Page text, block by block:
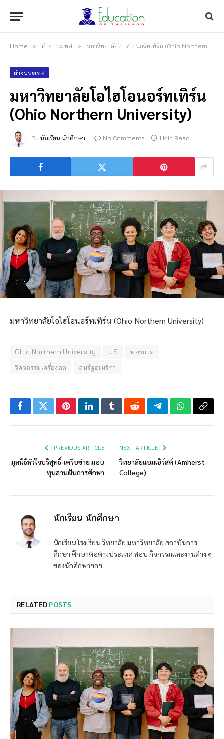
Home » ต่างประเทศ » มหาวิทยาลัยโอไฮโอนอร์ทเทิร์น (Ohio Northern University)
ต่างประเทศ
มหาวิทยาลัยโอไฮโอนอร์ทเทิร์น
(Ohio Northern University)
By นักเรียน นักศึกษา No Comments 1 Min Read
มหาวิทยาลัยโอไฮโอนอร์ทเทิร์น (Ohio Northern University)
Ohio Northern University US
พยาบาล
วิศวกรรมเครื่องกล
สหรัฐอเมริกา
FacebookTwitterPinterestLinkedInTumblrRedditTelegramWhatsApp
Copy
PREVIOUS ARTICLE
มูลนิธิหัวใจบริสุทธิ์-เครือข่าย มอบ
ทุนสานฝันการศึกษา
NEXT ARTICLE
วิทยาลัยแอมเฮิร์สต์ (Amherst
College)
นักเรียน นักศึกษา
นักเรียน โรงเรียน วิทยาลัย มหาวิทยาลัย สถาบันการ
ศึกษา ศึกษาต่อต่างประเทศ สอบ กิจกรรมและงานต่าง ๆ
ของนักศึกษาฯลฯ
RELATED POSTS